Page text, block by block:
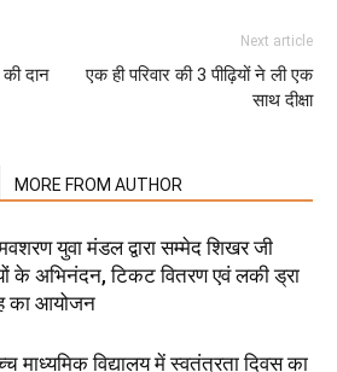
दान
Next article
एक ही परिवार की 3 पीढ़ियों ने ली एक
साथ दीक्षा
MORE FROM AUTHOR
युवा मंडल द्वारा सम्मेद शिखर जी
के अभिनंदन, टिकट वितरण एवं लकी ड्रा
का आयोजन
माध्यमिक विद्यालय में स्वतंत्रता दिवस का